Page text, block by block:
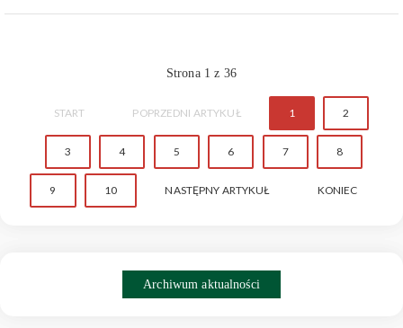
Strona 1 z 36
START POPRZEDNI ARTYKUŁ 1 2
3 4 5 6 7 8
9 10 NASTĘPNY ARTYKUŁ KONIEC
Archiwum aktualności